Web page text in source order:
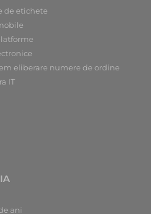
de etichete
eliberare numere de ordine
IT
ani